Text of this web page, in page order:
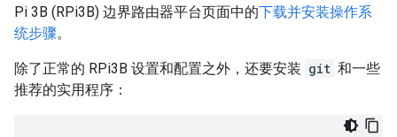
Pi 3B (RPi3B) 边界路由器平台页面中的下载并安装操作系
统步骤。
除了正常的 RPi3B 设置和配置之外，还要安装 git 和一些
推荐的实用程序：